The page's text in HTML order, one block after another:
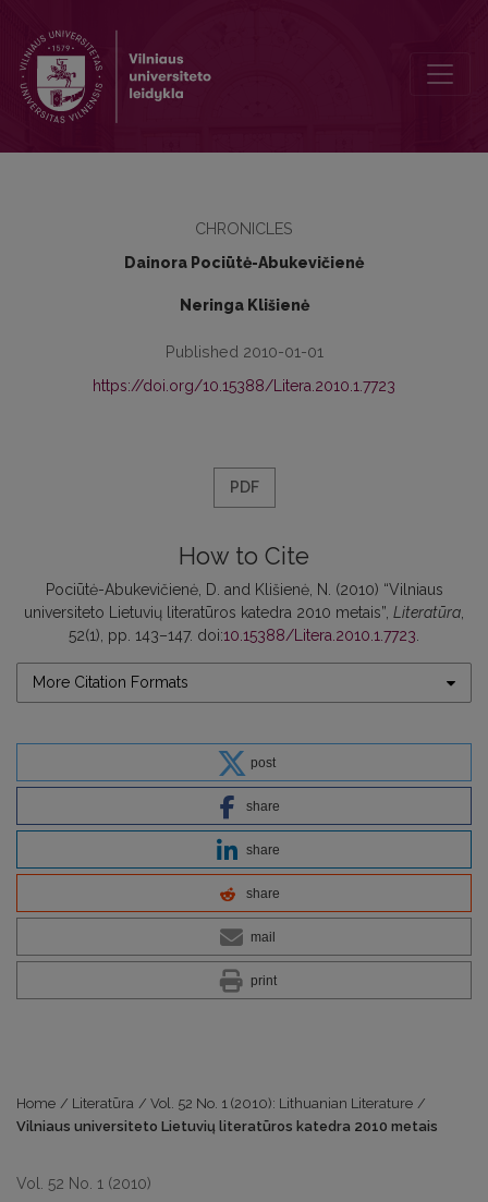
CHRONICLES
Dainora Pociūtė-Abukevičienė
Neringa Klišienė
Published 2010-01-01
https://doi.org/10.15388/Litera.2010.1.7723
PDF
How to Cite
Pociūtė-Abukevičienė, D. and Klišienė, N. (2010) “Vilniaus
universiteto Lietuvių literatūros katedra 2010 metais”, Literatūra
52(1), pp. 143–147. doi:10.15388/Litera.2010.1.7723
More Citation Formats
post
share
share
share
mail
print
Home / Literatūra / Vol. 52 No. 1 (2010): Lithuanian Literature /
Vilniaus universiteto Lietuvių literatūros katedra 2010 metais
Vol. 52 No. 1 (2010)